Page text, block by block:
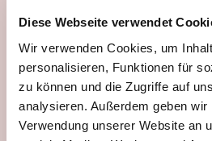
Diese Webseite verwendet
Wir verwenden Cookies, um
personalisieren, Funktionen für
zu können und die Zugriffe auf
analysieren. Außerdem geben
Verwendung unserer Website an